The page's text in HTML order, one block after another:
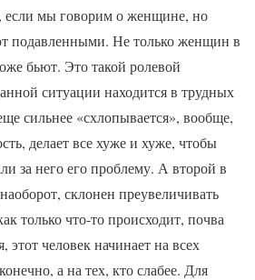
если мы говорим о женщине, но
подавленными. Не только женщин в
бьют. Это такой ролевой
ситуации находится в трудных
сильнее «схлопывается», вообще,
делает все хуже и хуже, чтобы
за него его проблему. А второй в
склонен преувеличивать
только что-то происходит, почва
этот человек начинает на всех
а на тех, кто слабее. Для